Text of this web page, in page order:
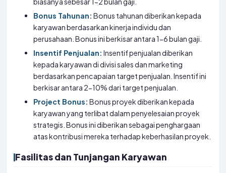
Bonus Tahunan: Bonus tahunan diberikan kepada
karyawan berdasarkan kinerja individu dan
perusahaan. Bonus ini berkisar antara 1-6 bulan gaji.
Insentif Penjualan: Insentif penjualan diberikan
kepada karyawan di divisi sales dan marketing
berdasarkan pencapaian target penjualan. Insentif ini
berkisar antara 2-10% dari target penjualan.
Project Bonus: Bonus proyek diberikan kepada
karyawan yang terlibat dalam penyelesaian proyek
strategis. Bonus ini diberikan sebagai penghargaan
atas kontribusi mereka terhadap keberhasilan proyek.
Fasilitas dan Tunjangan Karyawan